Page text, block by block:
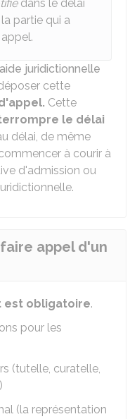
dans le délai
partie qui a
aide juridictionnelle
cette
Cette
le délai
délai, de même
à courir à
d'admission ou
appel d'un
est obligatoire.
pour les
(tutelle, curatelle,
(la représentation